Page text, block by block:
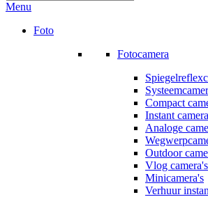
Menu
Foto
Fotocamera
Compact
Instant
Analoge
Outdoor
Vlog camera's
Minicamera's
Verhuur